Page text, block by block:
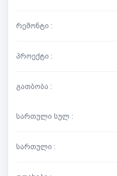
რემონტი :
პროექტი :
გათბობა :
სართული სულ :
სართული :